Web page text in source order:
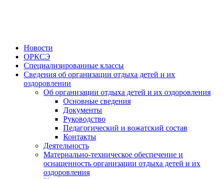
Новости
ОРКСЭ
Специализированные классы
Сведения об организации отдыха детей и их
оздоровлении
Об организации отдыха детей и их оздоровления
Основные сведения
Документы
Руководство
Педагогический и вожатский состав
Контакты
Деятельность
Материально-техническое обеспечение и
оснащенность организации отдыха детей и их
оздоровления